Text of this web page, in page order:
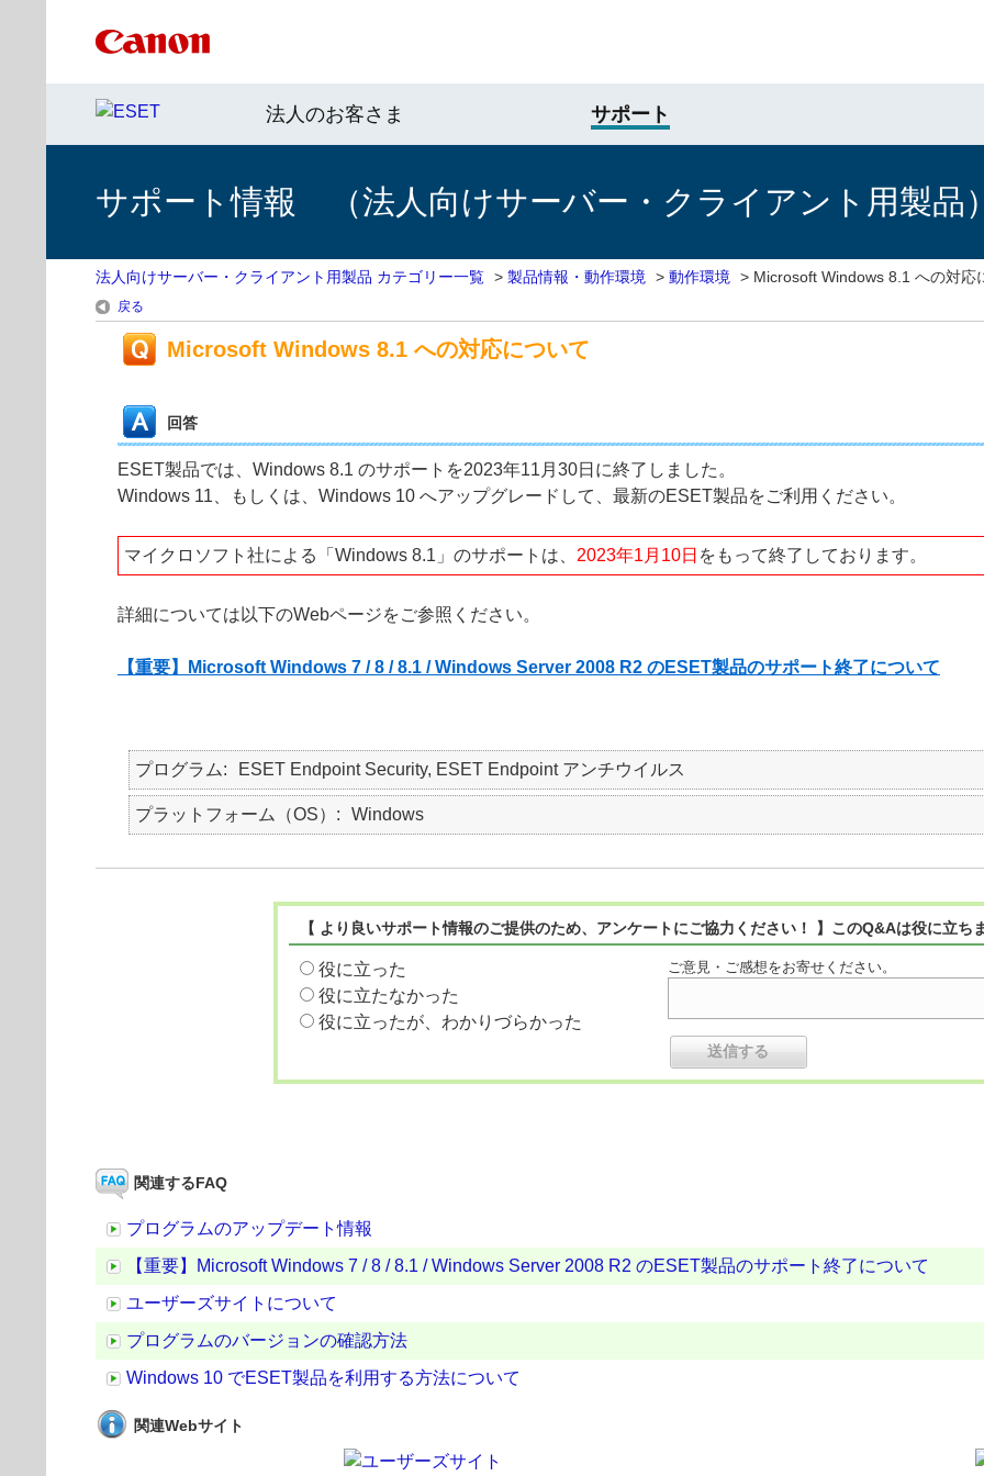
法人のお客さま サポート
サポート情報 （法人向けサーバー・クライアント用製品）
法人向けサーバー・クライアント用製品 カテゴリー一覧 > 製品情報・動作環境 > 動作環境 > Microsoft Windows 8.1 への対応
戻る
Microsoft Windows 8.1 への対応について
回答
ESET製品では、Windows 8.1 のサポートを2023年11月30日に終了しました。
Windows 11、もしくは、Windows 10 へアップグレードして、最新のESET製品をご利用ください。
マイクロソフト社による「Windows 8.1」のサポートは、 2023年1月10日 をもって終了しております。
詳細については以下のWebページをご参照ください。
【重要】Microsoft Windows 7 / 8 / 8.1 / Windows Server 2008 R2 のESET製品のサポート終了について
プログラム ESET Endpoint Security, ESET Endpoint アンチウイルス
プラットフォーム（OS） Windows
【 より良いサポート情報のご提供のため、アンケートにご協力ください！ 】このQ&Aは役に立ち
役に立った
役に立たなかった
役に立ったが、わかりづらかった
ご意見・ご感想をお寄せください。
関連するFAQ
プログラムのアップデート情報
【重要】Microsoft Windows 7 / 8 / 8.1 / Windows Server 2008 R2 のESET製品のサポート終了について
ユーザーズサイトについて
プログラムのバージョンの確認方法
Windows 10 でESET製品を利用する方法について
関連Webサイト